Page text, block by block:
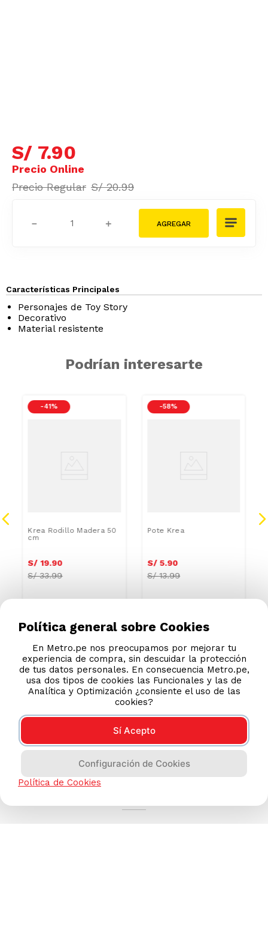
S/ 7.90
S/ 20.99
＋
－
Características Principales
Personajes de Toy Story
Decorativo
Material resistente
Podrían interesarte
-41 %
Krea Rodillo Madera 50
cm
S/ 19.90
S/33.99
-58 %
Pote Krea
S/ 5.90
S/13.99
Política general sobre Cookies
En Metro.pe nos preocupamos por mejorar tu
experiencia de compra, sin descuidar la protección
de tus datos personales. En consecuencia Metro.pe,
usa dos tipos de cookies las Funcionales y las de
Analítica y Optimización ¿consiente el uso de las
cookies?
Sí Acepto
Configuración de Cookies
Política de Cookies